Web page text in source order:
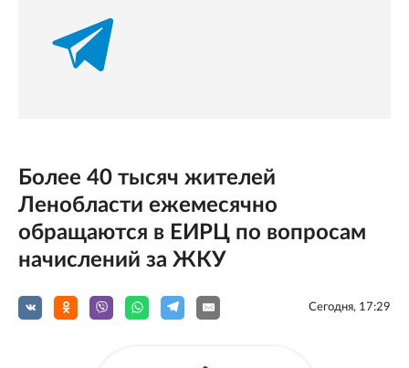
Более 40 тысяч жителей
Ленобласти ежемесячно
обращаются в ЕИРЦ по вопросам
начислений за ЖКУ
Сегодня, 17:29